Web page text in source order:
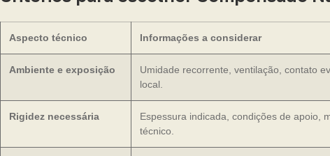
Aspecto técnico Informações a considerar
Ambiente e exposição
Umidade recorrente, ventilação, contato
local.
Rigidez necessária
Espessura indicada, condições de apoio,
técnico.